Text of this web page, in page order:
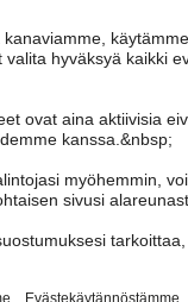
Vaihda